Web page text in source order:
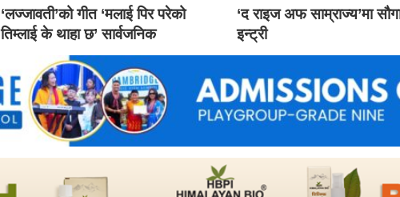
‘लज्जावती’को गीत ‘मलाई पिर परेको
तिम्लाई के थाहा छ’ सार्वजनिक
‘द राइज अफ साम्राज्य’मा
इन्ट्री